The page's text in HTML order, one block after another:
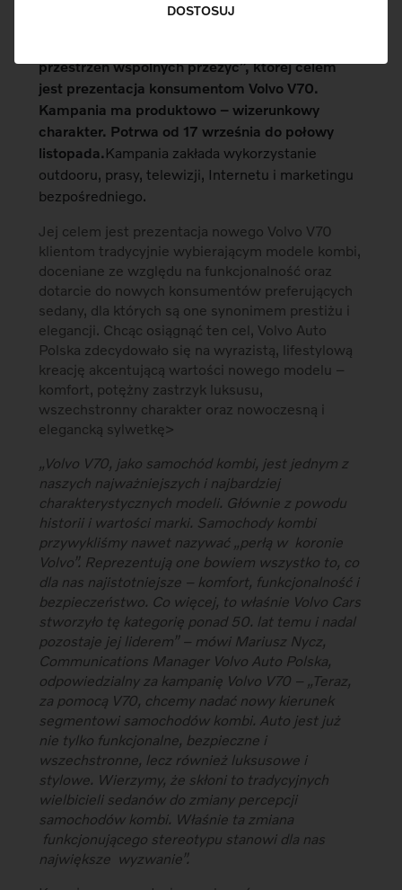
DOSTOSUJ
przestrzeń wspólnych przeżyć”, której celem
jest prezentacja konsumentom Volvo V70.
Kampania ma produktowo – wizerunkowy
charakter. Potrwa od 17 września do połowy
listopada. Kampania zakłada wykorzystanie
outdooru, prasy, telewizji, Internetu i marketingu
bezpośredniego.
Jej celem jest prezentacja nowego Volvo V70
klientom tradycyjnie wybierającym modele kombi,
doceniane ze względu na funkcjonalność oraz
dotarcie do nowych konsumentów preferujących
sedany, dla których są one synonimem prestiżu i
elegancji. Chcąc osiągnąć ten cel, Volvo Auto
Polska zdecydowało się na wyrazistą, lifestylową
kreację akcentującą wartości nowego modelu –
komfort, potężny zastrzyk luksusu,
wszechstronny charakter oraz nowoczesną i
elegancką sylwetkę>
„Volvo V70, jako samochód kombi, jest jednym z
naszych najważniejszych i najbardziej
charakterystycznych modeli. Głównie z powodu
historii i wartości marki. Samochody kombi
przywykliśmy nawet nazywać „perłą w koronie
Volvo”. Reprezentują one bowiem wszystko to, co
dla nas najistotniejsze – komfort, funkcjonalność i
bezpieczeństwo. Co więcej, to właśnie Volvo Cars
stworzyło tę kategorię ponad 50. lat temu i nadal
pozostaje jej liderem” – mówi Mariusz Nycz,
Communications Manager Volvo Auto Polska,
odpowiedzialny za kampanię Volvo V70 – „Teraz,
za pomocą V70, chcemy nadać nowy kierunek
segmentowi samochodów kombi. Auto jest już
nie tylko funkcjonalne, bezpieczne i
wszechstronne, lecz również luksusowe i
stylowe. Wierzymy, że skłoni to tradycyjnych
wielbicieli sedanów do zmiany percepcji
samochodów kombi. Właśnie ta zmiana
funkcjonującego stereotypu stanowi dla nas
największe wyzwanie”.